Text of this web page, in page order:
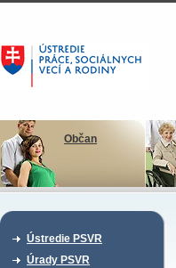
Občan
Ústredie PSVR
Úrady PSVR